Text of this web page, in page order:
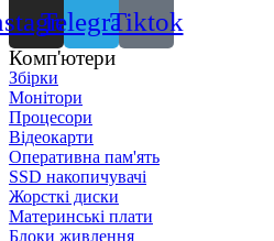
TelegramTiktok
Комп'ютери
Збірки
Монітори
Процесори
Відеокарти
Оперативна пам'ять
SSD накопичувачі
Жорсткі диски
Материнські плати
Блоки живлення